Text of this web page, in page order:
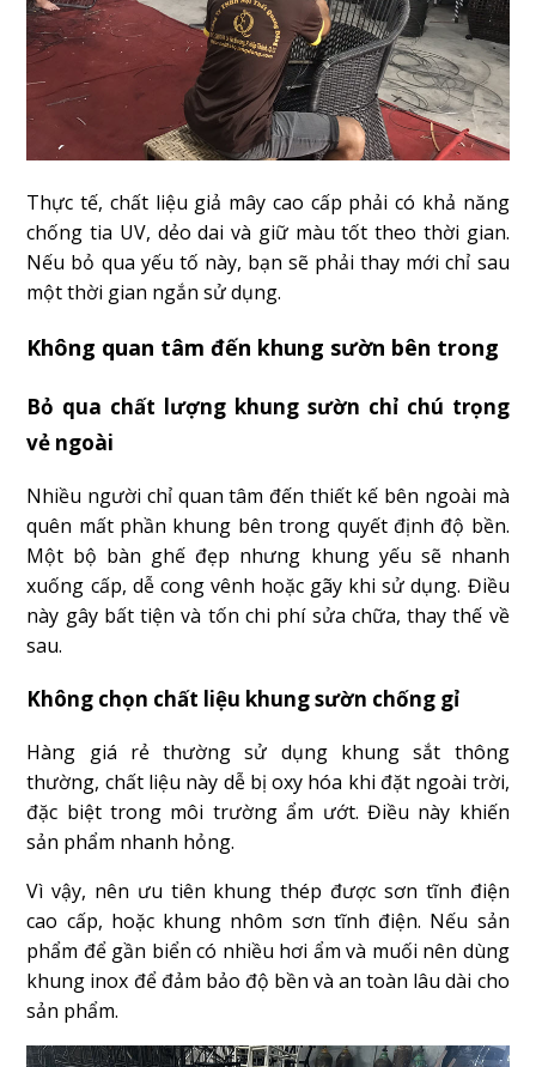
Thực tế, chất liệu giả mây cao cấp phải có khả năng
chống tia UV, dẻo dai và giữ màu tốt theo thời gian.
Nếu bỏ qua yếu tố này, bạn sẽ phải thay mới chỉ sau
một thời gian ngắn sử dụng.
Không quan tâm đến khung sườn bên trong
Bỏ qua chất lượng khung sườn chỉ chú trọng
vẻ ngoài
Nhiều người chỉ quan tâm đến thiết kế bên ngoài mà
quên mất phần khung bên trong quyết định độ bền.
Một bộ bàn ghế đẹp nhưng khung yếu sẽ nhanh
xuống cấp, dễ cong vênh hoặc gãy khi sử dụng. Điều
này gây bất tiện và tốn chi phí sửa chữa, thay thế về
sau.
Không chọn chất liệu khung sườn chống gỉ
Hàng giá rẻ thường sử dụng khung sắt thông
thường, chất liệu này dễ bị oxy hóa khi đặt ngoài trời,
đặc biệt trong môi trường ẩm ướt. Điều này khiến
sản phẩm nhanh hỏng.
Vì vậy, nên ưu tiên khung thép được sơn tĩnh điện
cao cấp, hoặc khung nhôm sơn tĩnh điện. Nếu sản
phẩm để gần biển có nhiều hơi ẩm và muối nên dùng
khung inox để đảm bảo độ bền và an toàn lâu dài cho
sản phẩm.